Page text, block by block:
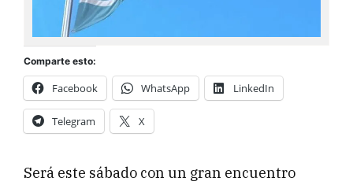
Comparte esto:
Facebook WhatsApp LinkedIn
Telegram X
Será este sábado con un gran encuentro